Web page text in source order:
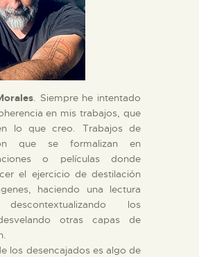
. Siempre he intentado
en mis trabajos, que
lo que creo. Trabajos de
que se formalizan en
o películas donde
el ejercicio de destilación
haciendo una lectura
descontextualizando los
otras capas de
los desencajados es algo de